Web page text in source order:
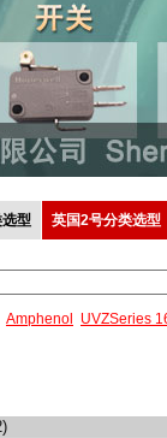
型 英国2号分类选型
Amphenol UVZSeries